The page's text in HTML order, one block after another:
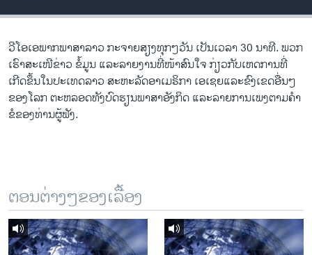
ວີດີໂອ
ລາຍການກະຈາຍສຽງ
ລາຍງານ
ຕິດຕາມພວກເຮົາ ທີ່
ວີ​ໂອ​ເອພາກ​ພາສາ​ລາວ​ ກະຈາຍສຽງ​ທຸກໆ​ວັນ ​ເປັນ​ເວລາ 30 ນາທີ. ພວກ​
ເຮົາ​ສະ​ເໜີຂ່າວ ຂໍ້​ມູນ ​ແລະ​ລາຍ​ງານ​ທີ່​ໜ້າ​ສົນ​ໃຈ ກ່ຽວກັບ​​ເຫດການ​​ທີ່​
ເກີດ​ຂຶ້ນ​ໃນ​ປະ​ເທດ​ລາວ ສະຫະລັດ​ອ​າ​ເມ​ຣິ​ກາ ​ເອ​ເຊຍ​ແລະ​ຂົງເຂດ​ອື່ນໆ​
ຂອງ​ໂລກ ຕະຫລອດ​ທັງ​ບົດຮຽນ​ພາສາ​ອັງກິດ ​ແລະ​ລາຍການ​ເພງ​ຕາມ​ຄຳ​
ຂໍ​ຂອງ​ທ່ານ​ຜູ້​ຟັງ.
ຕອນຕ່າງໆຂອງເລື້ອງ